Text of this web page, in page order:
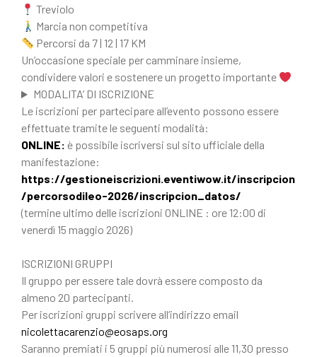
Treviolo
Marcia non competitiva
Percorsi da 7 | 12 | 17 KM
Un’occasione speciale per camminare insieme,
condividere valori e sostenere un progetto importante
MODALITA’ DI ISCRIZIONE
Le iscrizioni per partecipare all’evento possono essere
effettuate tramite le seguenti modalità:
ONLINE: è possibile iscriversi sul sito ufficiale della
manifestazione:
https://gestioneiscrizioni.eventiwow.it/inscripcion
/percorsodileo-2026/inscripcion_datos/
(termine ultimo delle iscrizioni ONLINE : ore 12:00 di
venerdì 15 maggio 2026)
ISCRIZIONI GRUPPI
Il gruppo per essere tale dovrà essere composto da
almeno 20 partecipanti.
Per iscrizioni gruppi scrivere all’indirizzo email
nicolettacarenzio@eosaps.org
Saranno premiati i 5 gruppi più numerosi alle 11,30 presso